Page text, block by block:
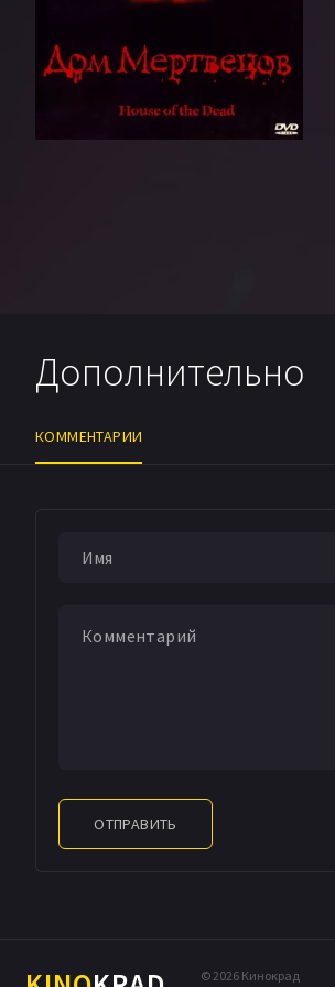
Дополнительно
КОММЕНТАРИИ
ОТПРАВИТЬ
© 2026 Кинокрад